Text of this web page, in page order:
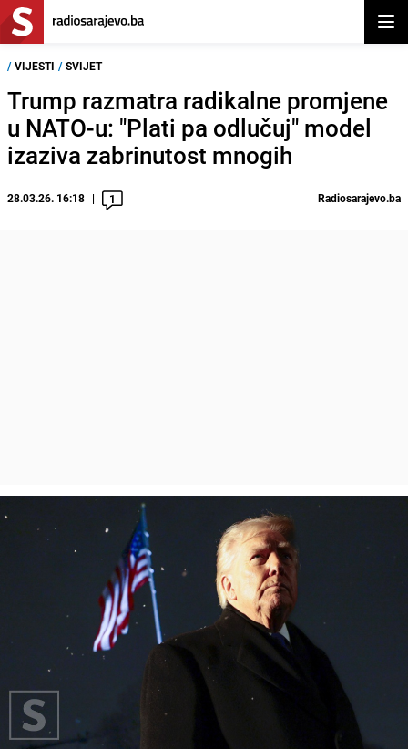
/ VIJESTI / SVIJET
Trump razmatra radikalne promjene
u NATO-u: "Plati pa odlučuj" model
izaziva zabrinutost mnogih
28.03.26. 16:18 1 Radiosarajevo.ba